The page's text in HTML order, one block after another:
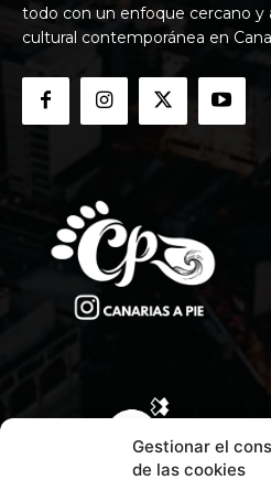
Gestionar el
de las cookies
todo con un enfoque cercano y
cultural contemporánea en